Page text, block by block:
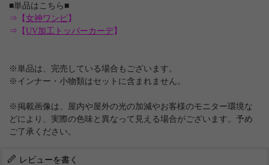
■単品はこちら■
⇒【女神ワンピ】
⇒【UV加工トッパーカーデ】
※単品は、完売している場合もございます。
※インナー・小物類はセットに含まれません。
※掲載画像は、屋内や屋外の光の加減やお客様のモニター環境な
どにより、実際の色味と異なって見える場合がございます。予め
ご了承ください。
レビューを書く